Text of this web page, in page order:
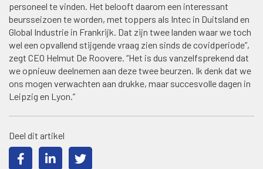
personeel te vinden. Het belooft daarom een interessant
beursseizoen te worden, met toppers als Intec in Duitsland en
Global Industrie in Frankrijk. Dat zijn twee landen waar we toch
wel een opvallend stijgende vraag zien sinds de covidperiode”,
zegt CEO Helmut De Roovere. “Het is dus vanzelfsprekend dat
we opnieuw deelnemen aan deze twee beurzen. Ik denk dat we
ons mogen verwachten aan drukke, maar succesvolle dagen in
Leipzig en Lyon.”
Deel dit artikel